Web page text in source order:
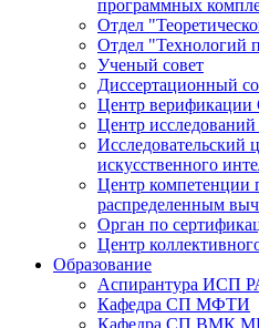
программных
Отдел
Отдел "Технологий
Ученый совет
Диссертационный
Центр
Центр
Исследовательский
искусственного
Центр компетенции
распределенным
Орган по
Центр
Образование
Аспирантура ИСП
Кафедра СП МФТИ
Кафедра СП ВМК